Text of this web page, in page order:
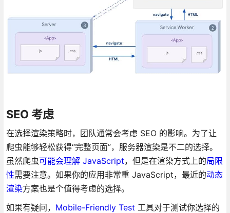
SEO 考虑
在选择渲染策略时，团队通常会考虑 SEO 的影响。为了让
爬虫能够轻松获得“完整页面”，服务器渲染是不二的选择。
虽然爬虫可能会理解 JavaScript，但是在渲染方式上的局限
性需要注意。如果你的应用非常重 JavaScript，最近的动态
渲染方案也是个值得考虑的选择。
如果有疑问， Mobile-Friendly Test 工具对于测试你选择的